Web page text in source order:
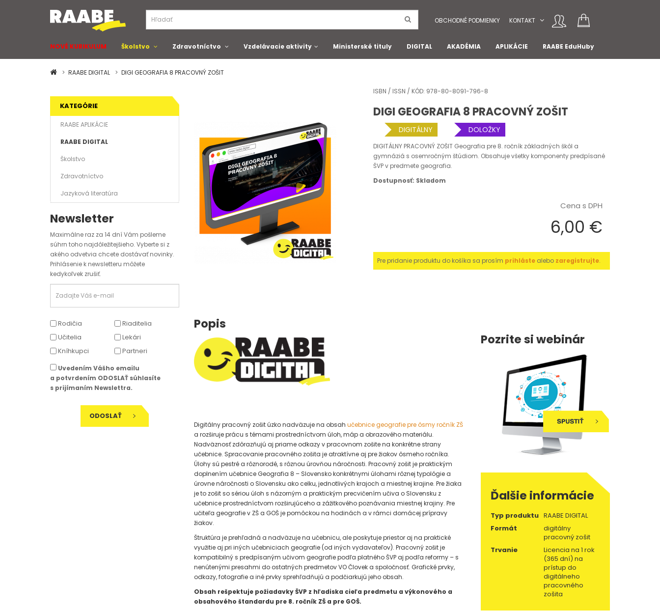
OBCHODNÉ PODMIENKY KONTAKT
NOVÉ KURIKULUM Školstvo Zdravotníctvo Vzdelávacie aktivity Ministerské tituly DIGITAL AKADÉMIA APLIKÁCIE RAABE EduHuby
RAABE DIGITAL DIGI GEOGRAFIA 8 PRACOVNÝ ZOŠIT
KATEGÓRIE
RAABE APLIKÁCIE
RAABE DIGITAL
Školstvo
Zdravotníctvo
Jazyková literatúra
Newsletter
Maximálne raz za 14 dní Vám pošleme
súhrn toho najdôležitejšieho. Vyberte si z
akého odvetvia chcete dostávať novinky.
Prihlásenie k newsletteru môžete
kedykoľvek zrušiť.
Rodičia
Riaditelia
Učitelia
Lekári
Kníhkupci
Partneri
Uvedením Vášho emailu
a potvrdením ODOSLAŤ súhlasíte
s prijímaním Newslettra.
ODOSLAŤ
ISBN / ISSN / KÓD: 978-80-8091-796-8
DIGI GEOGRAFIA 8 PRACOVNÝ ZOŠIT
DIGITÁLNY DOLOŽKY
DIGITÁLNY PRACOVNÝ ZOŠIT Geografia pre 8. ročník základných škôl a
gymnáziá s osemročným štúdiom. Obsahuje všetky komponenty predpísané
ŠVP v predmete geografia.
Dostupnosť: Skladom
Cena s DPH
6,00 €
Pre pridanie produktu do košíka sa prosím prihláste alebo zaregistrujte.
Popis
Digitálny pracovný zošit úzko nadväzuje na obsah učebnice geografie pre ôsmy ročník ZŠ
a rozširuje prácu s témami prostredníctvom úloh, máp a obrazového materiálu.
Nadväznosť zdôrazňujú aj priame odkazy v pracovnom zošite na konkrétne strany
učebnice. Spracovanie pracovného zošita je atraktívne aj pre žiakov ôsmeho ročníka.
Úlohy sú pestré a rôznorodé, s rôznou úrovňou náročnosti. Pracovný zošit je praktickým
doplnením učebnice Geografia 8 – Slovensko konkrétnymi úlohami rôznej typológie a
úrovne náročnosti o Slovensku ako celku, jednotlivých krajoch a miestnej krajine. Pre žiaka
je to zošit so sériou úloh s názorným a praktickým precvičením učiva o Slovensku z
učebnice prostredníctvom rozširujúceho a zážitkového poznávania miestnej krajiny. Pre
učiteľa geografie v ZŠ a GOŠ je pomôckou na hodinách a v rámci domácej prípravy
žiakov.
Štruktúra je prehľadná a nadväzuje na učebnicu, ale poskytuje priestor aj na praktické
využitie aj pri iných učebniciach geografie (od iných vydavateľov). Pracovný zošit je
kompatibilný s predpísaným učivom geografie podľa platného ŠVP aj podľa reformy – s
nenútenými presahmi do ostatných predmetov VO Človek a spoločnosť. Grafické prvky,
odkazy, fotografie a iné prvky sprehľadňujú a podčiarkujú jeho obsah.
Obsah rešpektuje požiadavky ŠVP z hľadiska cieľa predmetu a výkonového a
obsahového štandardu pre 8. ročník ZŠ a pre GOŠ.
Pozrite si webinár
Ďalšie informácie
Typ produktu RAABE DIGITAL
Formát
digitálny
pracovný zošit
Trvanie
Licencia na 1 rok
(365 dní) na
prístup do
digitálneho
pracovného
zošita